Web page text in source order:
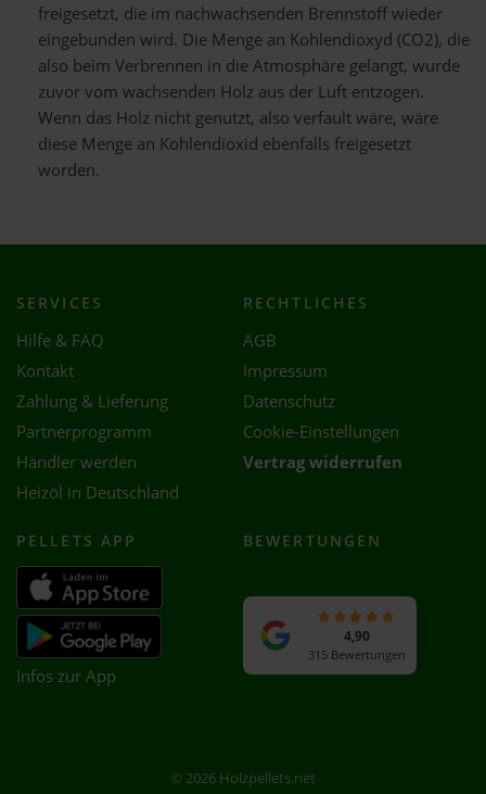
freigesetzt, die im nachwachsenden Brennstoff wieder
eingebunden wird. Die Menge an Kohlendioxyd (CO2), die
also beim Verbrennen in die Atmosphäre gelangt, wurde
zuvor vom wachsenden Holz aus der Luft entzogen.
Wenn das Holz nicht genutzt, also verfault wäre, wäre
diese Menge an Kohlendioxid ebenfalls freigesetzt
worden.
SERVICES
Hilfe & FAQ
Kontakt
Zahlung & Lieferung
Partnerprogramm
Händler werden
Heizöl in Deutschland
RECHTLICHES
AGB
Impressum
Datenschutz
Cookie-Einstellungen
Vertrag widerrufen
PELLETS APP
Infos zur App
BEWERTUNGEN
4,90
315 Bewertungen
© 2026 Holzpellets.net